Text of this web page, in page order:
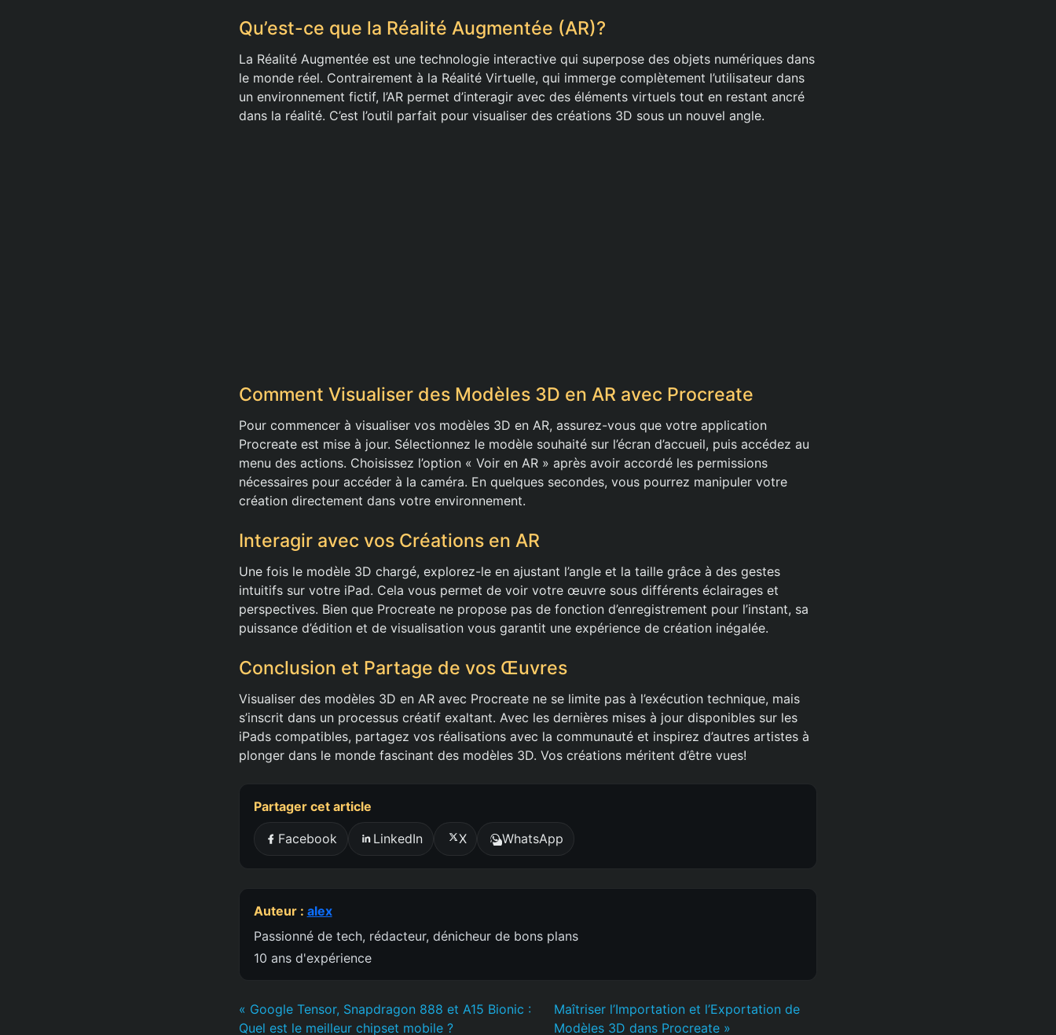
Qu’est-ce que la Réalité Augmentée (AR)?
La Réalité Augmentée est une technologie interactive qui superpose des objets numériques dans
le monde réel. Contrairement à la Réalité Virtuelle, qui immerge complètement l’utilisateur dans
un environnement fictif, l’AR permet d’interagir avec des éléments virtuels tout en restant ancré
dans la réalité. C’est l’outil parfait pour visualiser des créations 3D sous un nouvel angle.
Comment Visualiser des Modèles 3D en AR avec Procreate
Pour commencer à visualiser vos modèles 3D en AR, assurez-vous que votre application
Procreate est mise à jour. Sélectionnez le modèle souhaité sur l’écran d’accueil, puis accédez au
menu des actions. Choisissez l’option « Voir en AR » après avoir accordé les permissions
nécessaires pour accéder à la caméra. En quelques secondes, vous pourrez manipuler votre
création directement dans votre environnement.
Interagir avec vos Créations en AR
Une fois le modèle 3D chargé, explorez-le en ajustant l’angle et la taille grâce à des gestes
intuitifs sur votre iPad. Cela vous permet de voir votre œuvre sous différents éclairages et
perspectives. Bien que Procreate ne propose pas de fonction d’enregistrement pour l’instant, sa
puissance d’édition et de visualisation vous garantit une expérience de création inégalée.
Conclusion et Partage de vos Œuvres
Visualiser des modèles 3D en AR avec Procreate ne se limite pas à l’exécution technique, mais
s’inscrit dans un processus créatif exaltant. Avec les dernières mises à jour disponibles sur les
iPads compatibles, partagez vos réalisations avec la communauté et inspirez d’autres artistes à
plonger dans le monde fascinant des modèles 3D. Vos créations méritent d’être vues!
Partager cet article
Facebook LinkedIn X WhatsApp
Auteur : alex
Passionné de tech, rédacteur, dénicheur de bons plans
10 ans d'expérience
« Google Tensor, Snapdragon 888 et A15 Bionic :
Quel est le meilleur chipset mobile ?
Maîtriser l’Importation et l’Exportation de
Modèles 3D dans Procreate »